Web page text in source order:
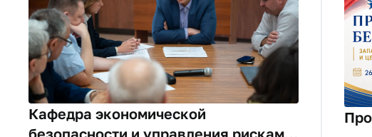
Кафедра экономической
безопасности и управления рисками